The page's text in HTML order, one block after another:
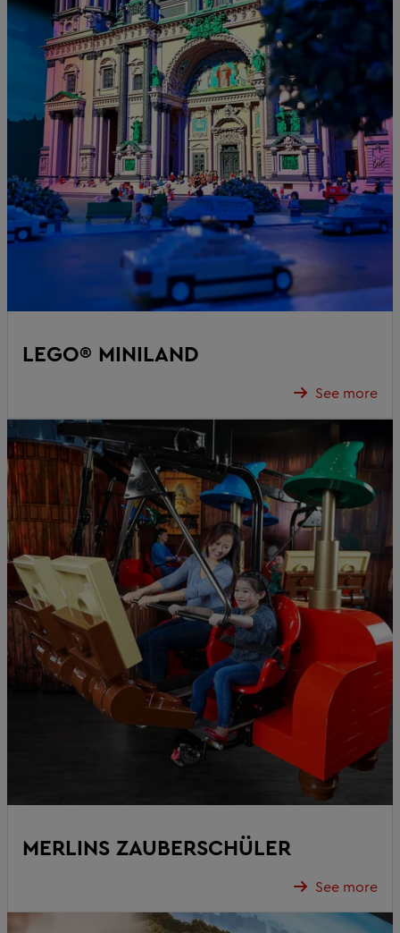
LEGO® MINILAND
See more
MERLINS ZAUBERSCHÜLER
See more